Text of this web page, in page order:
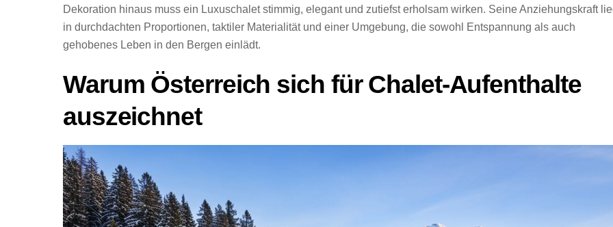
Dekoration hinaus muss ein Luxuschalet stimmig, elegant und zutiefst erholsam wirken. Seine Anziehungskraft
in durchdachten Proportionen, taktiler Materialität und einer Umgebung, die sowohl Entspannung als auch
gehobenes Leben in den Bergen einlädt.
Warum Österreich sich für Chalet-Aufenthalte
auszeichnet